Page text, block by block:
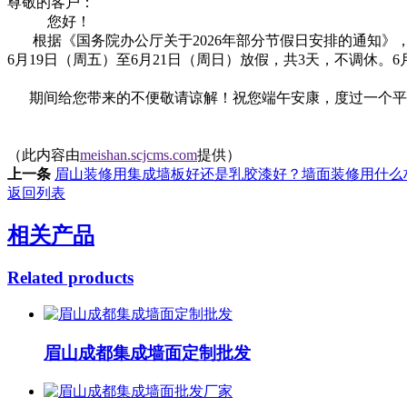
您好！
根据《国务院办公厅关于2026年部分节假日安排的通知》
6月19日（周五）至6月21日（周日）放假，共3天，不调休。6
期间给您带来的不便敬请谅解！祝您端午安康，度过一个
（此内容由meishan.scjcms.com提供）
上一条 眉山装修用集成墙板好还是乳胶漆好？墙面装修用什么
返回列表
相关产品
Related products
眉山成都集成墙面定制批发